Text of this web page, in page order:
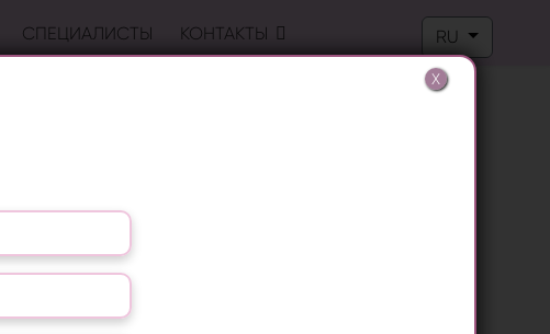
СПЕЦИАЛИСТЫ КОНТАКТЫ Выберите язык
RU
X